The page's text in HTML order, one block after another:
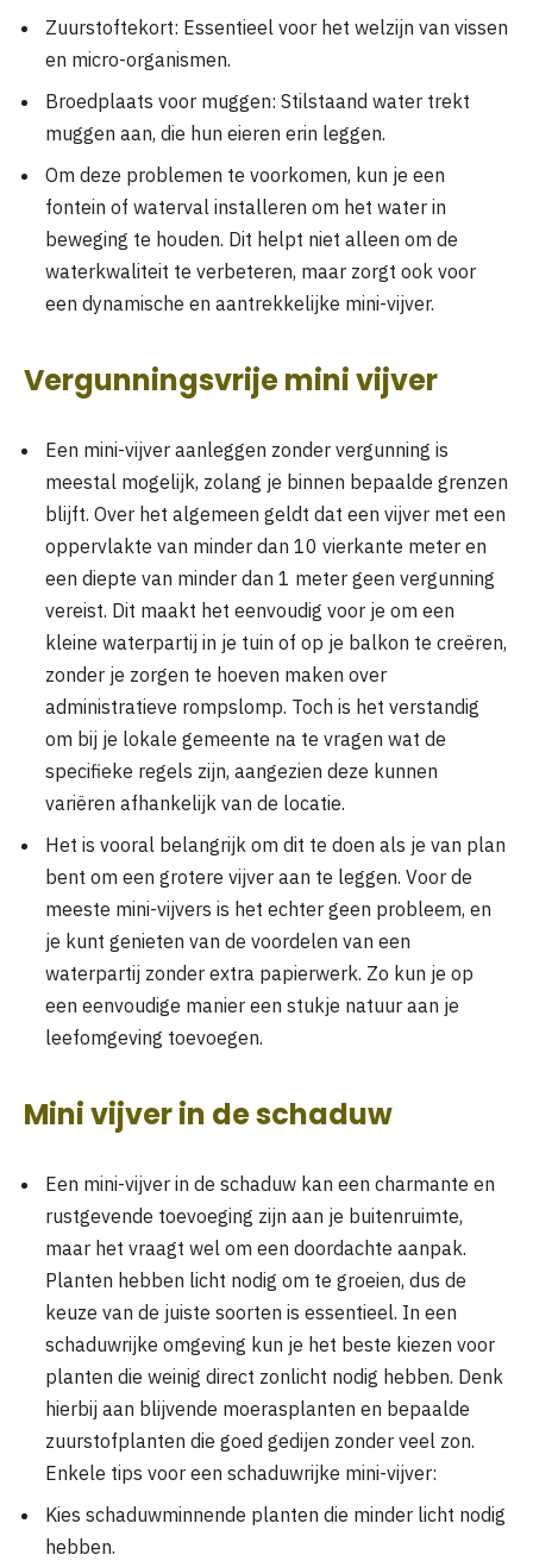
Zuurstoftekort: Essentieel voor het welzijn van vissen
en micro-organismen.
Broedplaats voor muggen: Stilstaand water trekt
muggen aan, die hun eieren erin leggen.
Om deze problemen te voorkomen, kun je een
fontein of waterval installeren om het water in
beweging te houden. Dit helpt niet alleen om de
waterkwaliteit te verbeteren, maar zorgt ook voor
een dynamische en aantrekkelijke mini-vijver.
Vergunningsvrije mini vijver
Een mini-vijver aanleggen zonder vergunning is
meestal mogelijk, zolang je binnen bepaalde grenzen
blijft. Over het algemeen geldt dat een vijver met een
oppervlakte van minder dan 10 vierkante meter en
een diepte van minder dan 1 meter geen vergunning
vereist. Dit maakt het eenvoudig voor je om een
kleine waterpartij in je tuin of op je balkon te creëren,
zonder je zorgen te hoeven maken over
administratieve rompslomp. Toch is het verstandig
om bij je lokale gemeente na te vragen wat de
specifieke regels zijn, aangezien deze kunnen
variëren afhankelijk van de locatie.
Het is vooral belangrijk om dit te doen als je van plan
bent om een grotere vijver aan te leggen. Voor de
meeste mini-vijvers is het echter geen probleem, en
je kunt genieten van de voordelen van een
waterpartij zonder extra papierwerk. Zo kun je op
een eenvoudige manier een stukje natuur aan je
leefomgeving toevoegen.
Mini vijver in de schaduw
Een mini-vijver in de schaduw kan een charmante en
rustgevende toevoeging zijn aan je buitenruimte,
maar het vraagt wel om een doordachte aanpak.
Planten hebben licht nodig om te groeien, dus de
keuze van de juiste soorten is essentieel. In een
schaduwrijke omgeving kun je het beste kiezen voor
planten die weinig direct zonlicht nodig hebben. Denk
hierbij aan blijvende moerasplanten en bepaalde
zuurstofplanten die goed gedijen zonder veel zon.
Enkele tips voor een schaduwrijke mini-vijver:
Kies schaduwminnende planten die minder licht nodig
hebben.